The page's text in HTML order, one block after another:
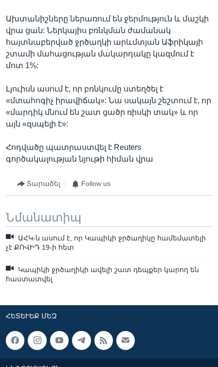
Ախտանիշները ներառում են ջերմություն և մաշկի
վրա ցան: Ներկայիս բռնկման ժամանակ
հայտնաբերված ջրծաղկի արևմտյան Աֆրիկայի
շտամի մահացության մակարդակը կազմում է
մոտ 1%:
Լյուիսն ասում է, որ բռնկումը ստեղծել է
«մտահոգիչ իրավիճակ»: Նա սակայն շեշտում է, որ
«մարդիկ մնում են շատ ցածր ռիսկի տակ» և որ
այն «զսպելի է»:
Հոդվածը պատրաստվել է Reuters
գործակալության նյութի հիման վրա
Տարածել Follow us
Նմանատիպ
ԱՀԿ-ն ասում է, որ Կապիկի ջրծաղիկը համեմատելի
չէ ՔՈՎԻԴ 19-ի հետ
Կապիկի ջրծաղիկի ավելի շատ դեպքեր կարող են
հաստատվել
ՀԵՏԵՒԵՔ ՄԵԶ